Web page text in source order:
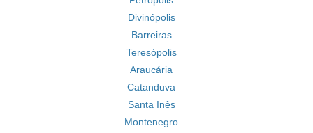
Divinópolis
Barreiras
Teresópolis
Araucária
Catanduva
Santa Inês
Montenegro